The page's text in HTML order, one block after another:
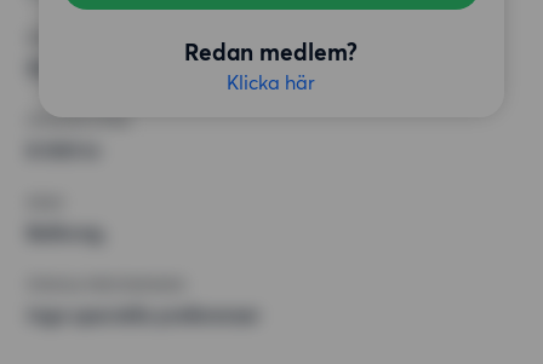
Redan medlem?
Klicka här
MINST ANTAL KVADRATMETER
HÖGSTA HYRA